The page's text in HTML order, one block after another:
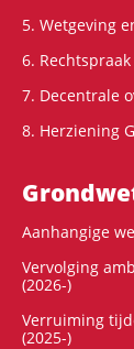
5. Wetgeving
6. Rechtspraak
7. Decentrale
8. Herziening
Aanhangige
Vervolging
(2026-)
Verruiming
(2025-)